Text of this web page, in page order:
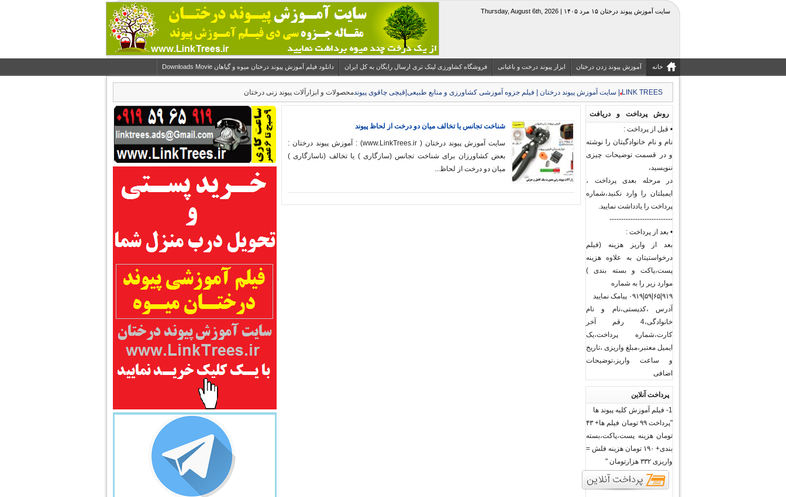
سایت آموزش پیوند درختان ۱۵ مرد ۱۴۰۵ | Thursday, August 6th, 2026
خانه آموزش پیوند زدن درختان ابزار پیوند درخت و باغبانی فروشگاه کشاورزی لینک تری ارسال رایگان به کل ایران دانلود فیلم آموزش پیوند درختان میوه و گیاهان Downloads Movie
LINK TREES | سایت آموزش پیوند درختان | فیلم جزوه آموزشی کشاورزی و منابع طبیعی|قیچی چاقوی پیوند محصولات و ابزارآلات پیوند زنی درختان
روش پرداخت و دریافت
فیلم های پیوند درختان و
گیاهان
• قبل از پرداخت :
نام و نام خانوادگیتان را نوشته
و در قسمت توضیحات چیزی
ننویسید،
در مرحله بعدی پرداخت ،
ایمیلتان را وارد نکنید،شماره
پرداخت را یادداشت نمایید.
---------------------------
• بعد از پرداخت :
بعد از واریز هزینه (فیلم
درخواستیتان به علاوه هزینه
پست،پاکت و بسته بندی )
موارد زیر را به شماره
۹۱۹|۶۵|۵۹|۰۹۱۹ پیامک نمایید
آدرس ،کدپستی،نام و نام
خانوادگی،4 رقم آخر
کارت،شماره پرداخت،یک
ایمیل معتبر،مبلغ واریزی ،تاریخ
و ساعت واریز،توضیحات
اضافی
پرداخت آنلاین
1- فیلم آموزش کلیه پیوند ها
"پرداخت ۹۹ تومان فیلم ها+ ۴۳
تومان هزینه پست،پاکت،بسته
بندی+ ۱۹۰ تومان هزینه فلش =
واریزی ۳۳۲ هزارتومان "
شناخت تجانس یا تخالف میان دو درخت از لحاظ پیوند
سایت آموزش پیوند درختان ( www.LinkTrees.ir) : آموزش پیوند درختان :
بعض کشاورزان برای شناخت تجانس (سازگاری ) یا تخالف (ناسازگاری )
میان دو درخت از لحاظ...